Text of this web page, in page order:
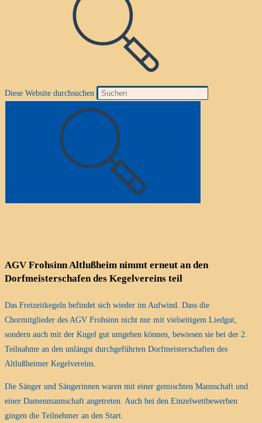
Diese Website durchsuchen
AGV Frohsinn Altlußheim nimmt erneut an den
Dorfmeisterschafen des Kegelvereins teil
Das Freizeitkegeln befindet sich wieder im Aufwind. Dass die
Chormitglieder des AGV Frohsinn nicht nur mit vielseitigem Liedgut,
sondern auch mit der Kugel gut umgehen können, bewiesen sie bei der 2.
Teilnahme an den unlängst durchgeführten Dorfmeisterschaften des
Altlußheimer Kegelvereins.
Die Sänger und Sängerinnen waren mit einer gemischten Mannschaft und
einer Damenmannschaft angetreten. Auch bei den Einzelwettbewerben
gingen die Teilnehmer an den Start.